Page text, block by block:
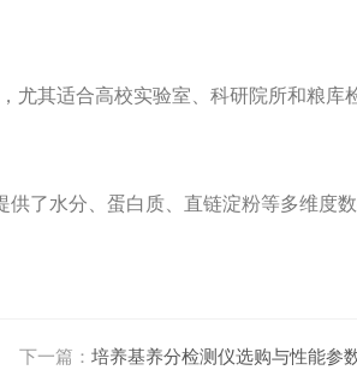
其适合高校实验室、科研院所和粮库
了水分、蛋白质、直链淀粉等多维度
下一篇： 培养基养分检测仪选购与性能参